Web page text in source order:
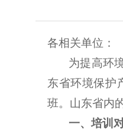
各相关单位：
为提高环
东省环境保护
班。山东省内
一、培训